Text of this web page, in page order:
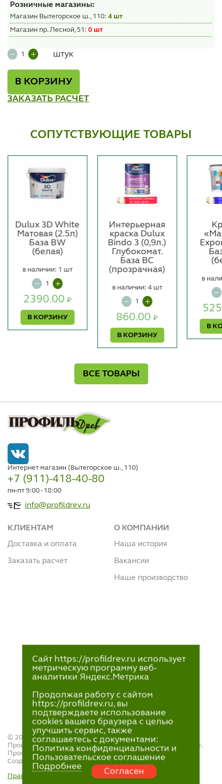
Розничные магазины:
Магазин Вытегорское ш., 110: 4 шт
Магазин пр. Лесной, 51: 0 шт
штук
В КОРЗИНУ
ЗАКАЗАТЬ РАСЧЕТ
СОПУТСТВУЮЩИЕ ТОВАРЫ
Dulux 3D White
Матовая (2.5л)
База BW
(белая)
2390.00₽
В КОРЗИНУ
в наличии: 1 шт
Интерьерная
краска Dulux
Bindo 3 (0,9л.)
Глубокомат.
База BC
(прозрачная)
860.00₽
В КОРЗИНУ
в наличии: 4 шт
В
в
ВСЕ ТОВАРЫ
Интернет магазин (Вытегорское ш., 110)
+7 (911)-418-40-80
пн-пт 9:00 - 18:00
info@profildrev.ru
КЛИЕНТАМ
Доставка и оплата
Заказать расчет
О КОМПАНИИ
Наша история
Вакансии
Наше производство
© 2021—2023
Производство и продажа пиломатериалов в Петрозаводске.
ПрофильДрев.
Создание и поддержка сайта — «Артлекс»
Правила обработки персональных данных
Сайт https://profildrev.ru использует
метрическую программу веб-
аналитики Яндекс.Метрика
Продолжая работу с сайтом
https://profildrev.ru, вы
подтверждаете использование
cookies вашего браузера с целью
улучшить сервис, также
соглашаетесь с документами:
Политика конфиденциальности и
Пользовательское соглашение
Подробнее
Согласен